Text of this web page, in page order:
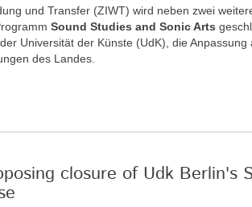
und Transfer (ZIWT) wird neben zwei
Sound Studies and Sonic Arts
Universität der Künste (UdK), die Anpassung
des Landes.
closure of Udk Berlin's